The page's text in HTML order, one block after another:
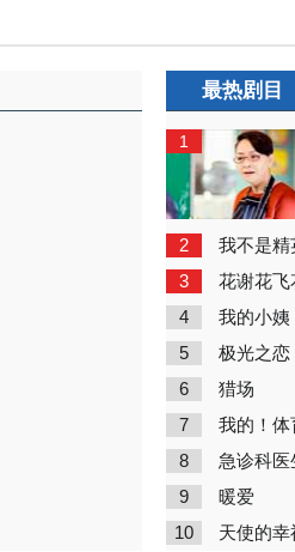
最热剧目
1
2 我不是精
3 花谢花飞
4 我的小姨
5 极光之恋
6 猎场
7 我的！体
8 急诊科医
9 暖爱
10 天使的幸